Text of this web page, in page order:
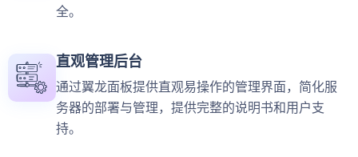
全。
直观管理后台
通过翼龙面板提供直观易操作的管理界面，简化服
务器的部署与管理，提供完整的说明书和用户支
持。